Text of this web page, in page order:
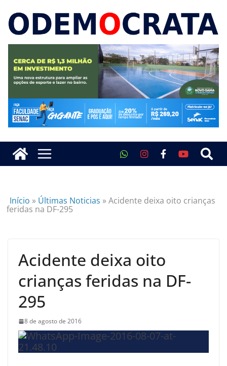
Início » Últimas Noticias »Acidente deixa oito crianças
feridas na DF-295
Acidente deixa oito
crianças feridas na DF-
295
8 de agosto de 2016